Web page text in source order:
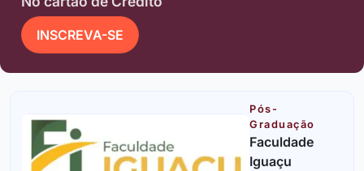
INSCREVA-SE
Pós-
Graduação
Faculdade
Iguaçu